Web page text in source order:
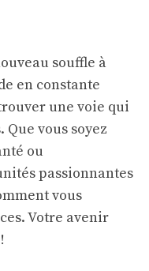
souffle à
en constante
une voie qui
vous soyez
ou
passionnantes
vous
Votre avenir